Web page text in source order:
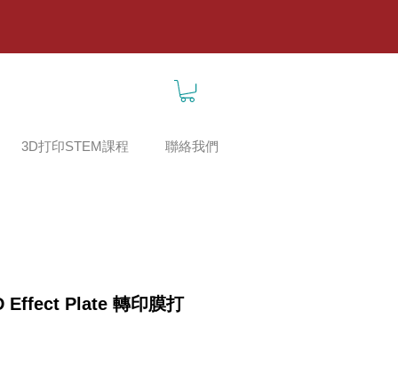
3D打印STEM課程 聯絡我們
Effect Plate 轉印膜打